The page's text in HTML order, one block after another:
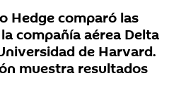
Hedge comparó las
compañía aérea Delta
de Harvard.
muestra resultados